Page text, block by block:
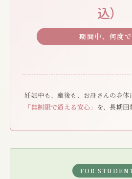
込）
期間中、何度で
妊娠中も、産後も、お母さんの身体
「無制限で通える安心」 を、長期回
FOR